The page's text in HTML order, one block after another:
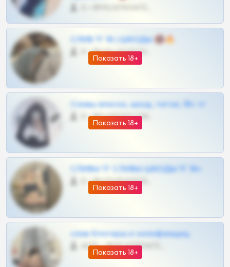
Показать 18+
СЛИВ ТГ 18 | ШКОДЫ 🔞🔥
0 •
Показать 18+
Сливы вписок, шкод, теток, 18+ тг
0 •
Показать 18+
СЛИВЫ ТГ СЛИВЫ ШКОДЫ ТГ 18+
0 •
Показать 18+
слив блогерш и онлифанщиц
4675 •